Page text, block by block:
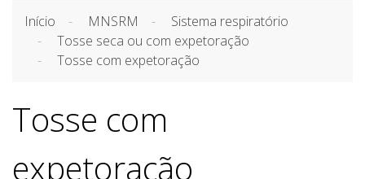
Início MNSRM
Sistema respiratório
Tosse seca ou com expetoração
Tosse com expetoração
Tosse com
expetoração